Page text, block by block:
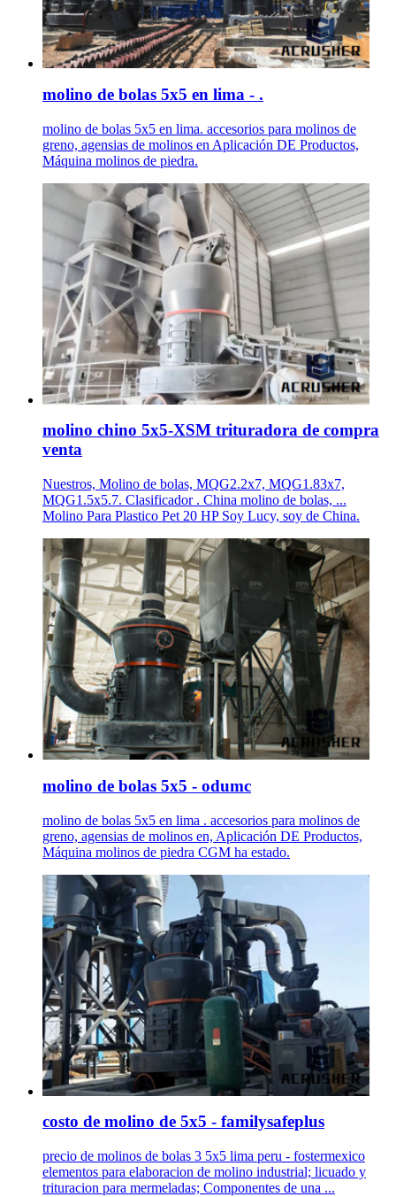
molino de bolas 5x5 en lima - .
molino de bolas 5x5 en lima. accesorios para molinos de
greno, agensias de molinos en Aplicación DE Productos,
Máquina molinos de piedra.
molino chino 5x5-XSM trituradora de compra
venta
Nuestros, Molino de bolas, MQG2.2x7, MQG1.83x7,
MQG1.5x5.7. Clasificador . China molino de bolas, ...
Molino Para Plastico Pet 20 HP Soy Lucy, soy de China.
molino de bolas 5x5 - odumc
molino de bolas 5x5 en lima . accesorios para molinos de
greno, agensias de molinos en, Aplicación DE Productos,
Máquina molinos de piedra CGM ha estado.
costo de molino de 5x5 - familysafeplus
precio de molinos de bolas 3 5x5 lima peru - fostermexico
elementos para elaboracion de molino industrial; licuado y
trituracion para mermeladas; Componentes de una ...